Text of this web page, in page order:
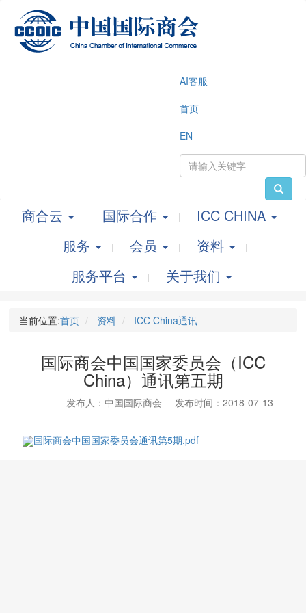
AI客服
首页
EN
商合云 国际合作
ICC CHINA
服务
会员
资料
服务平台
关于我们
当前位置:首页 资料 ICC China通讯
国际商会中国国家委员会（ICC
China）通讯第五期
发布人：中国国际商会 发布时间：2018-07-13
国际商会中国国家委员会通讯第5期.pdf